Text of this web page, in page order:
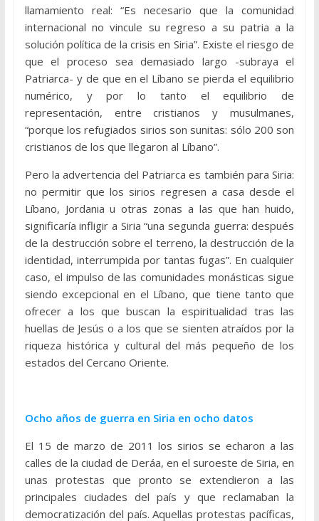
llamamiento real: “Es necesario que la comunidad
internacional no vincule su regreso a su patria a la
solución política de la crisis en Siria”. Existe el riesgo de
que el proceso sea demasiado largo -subraya el
Patriarca- y de que en el Líbano se pierda el equilibrio
numérico, y por lo tanto el equilibrio de
representación, entre cristianos y musulmanes,
“porque los refugiados sirios son sunitas: sólo 200 son
cristianos de los que llegaron al Líbano”.
Pero la advertencia del Patriarca es también para Siria:
no permitir que los sirios regresen a casa desde el
Líbano, Jordania u otras zonas a las que han huido,
significaría infligir a Siria “una segunda guerra: después
de la destrucción sobre el terreno, la destrucción de la
identidad, interrumpida por tantas fugas”. En cualquier
caso, el impulso de las comunidades monásticas sigue
siendo excepcional en el Líbano, que tiene tanto que
ofrecer a los que buscan la espiritualidad tras las
huellas de Jesús o a los que se sienten atraídos por la
riqueza histórica y cultural del más pequeño de los
estados del Cercano Oriente.
Ocho años de guerra en Siria en ocho datos
El 15 de marzo de 2011 los sirios se echaron a las
calles de la ciudad de Deráa, en el suroeste de Siria, en
unas protestas que pronto se extendieron a las
principales ciudades del país y que reclamaban la
democratización del país. Aquellas protestas pacíficas,